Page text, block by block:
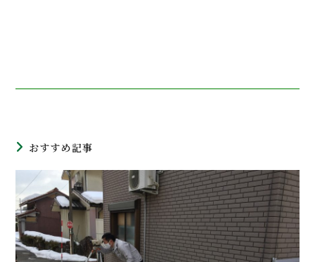
おすすめ記事